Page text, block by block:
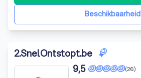
Beschikbaarheid
2.SnelOntstopt.be
(26)
9,5